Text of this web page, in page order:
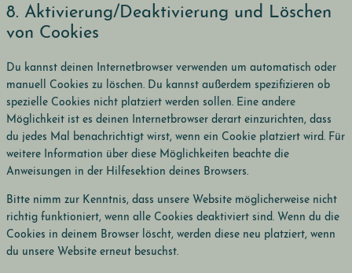
8. Aktivierung/Deaktivierung und Löschen
von Cookies
Du kannst deinen Internetbrowser verwenden um automatisch oder
manuell Cookies zu löschen. Du kannst außerdem spezifizieren ob
spezielle Cookies nicht platziert werden sollen. Eine andere
Möglichkeit ist es deinen Internetbrowser derart einzurichten, dass
du jedes Mal benachrichtigt wirst, wenn ein Cookie platziert wird. Für
weitere Information über diese Möglichkeiten beachte die
Anweisungen in der Hilfesektion deines Browsers.
Bitte nimm zur Kenntnis, dass unsere Website möglicherweise nicht
richtig funktioniert, wenn alle Cookies deaktiviert sind. Wenn du die
Cookies in deinem Browser löscht, werden diese neu platziert, wenn
du unsere Website erneut besuchst.